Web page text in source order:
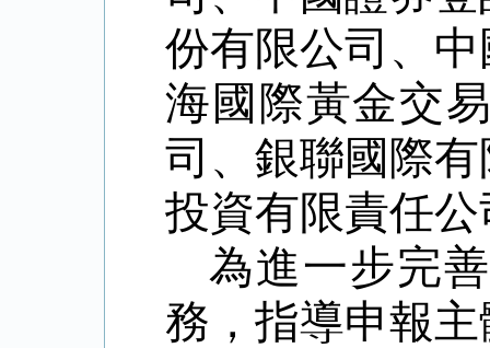
份有限公司、
海國際黃金交
司、銀聯國際
投資有限責任
為進一步完
務，指導申報